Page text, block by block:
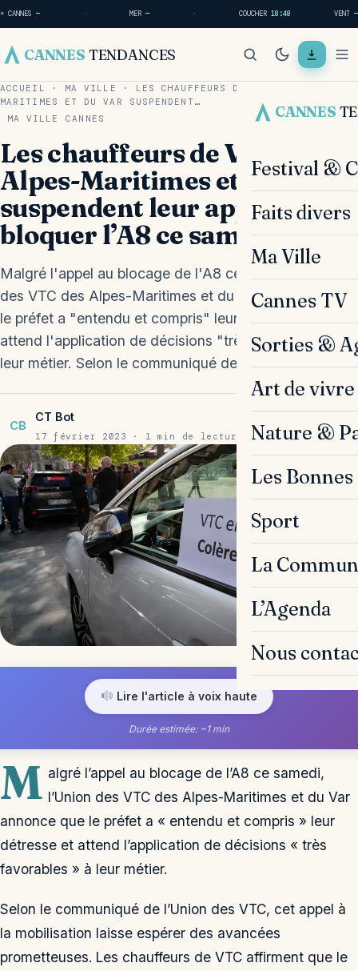
☀ CANNES — · MER— · COUCHER18:48 VENT —
CANNES TENDANCES
CANNES
Festival &
Faits divers
Ma Ville
Cannes TV
Sorties &
Art de vivre
Nature &
Les
Sport
La
L’Agenda
Nous
ACCUEIL · MA VILLE · LES CHAUFFEURS DE VTC DES ALPES-
MARITIMES ET DU VAR SUSPENDENT…
MA VILLE
CANNES
Les chauffeurs de VTC des
Alpes-Maritimes et du Var
suspendent leur appel à
bloquer l’A8 ce samedi
Malgré l'appel au blocage de l'A8 ce samedi, l'Union
des VTC des Alpes-Maritimes et du Var annonce que
le préfet a "entendu et compris" leur détresse et
attend l'application de décisions "très favorables" à
leur métier. Selon le communiqué de…
CB
CT Bot
17 février 2023 · 1 min de lecture
Lire l'article à voix haute
Durée estimée: ~1 min
M algré l’appel au blocage de l’A8 ce samedi,
l’Union des VTC des Alpes-Maritimes et du Var
annonce que le préfet a « entendu et compris » leur
détresse et attend l’application de décisions « très
favorables » à leur métier.
Selon le communiqué de l’Union des VTC, cet appel à
la mobilisation laisse espérer des avancées
prometteuses. Les chauffeurs de VTC affirment que le